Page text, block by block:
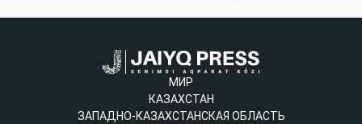
МИР
КАЗАХСТАН
ЗАПАДНО-КАЗАХСТАНСКАЯ ОБЛАСТЬ